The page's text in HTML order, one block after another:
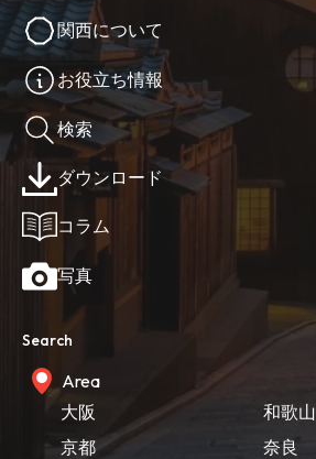
関西について
お役立ち情報
検索
ダウンロード
コラム
写真
Search
Area
大阪
京都
和歌山
奈良